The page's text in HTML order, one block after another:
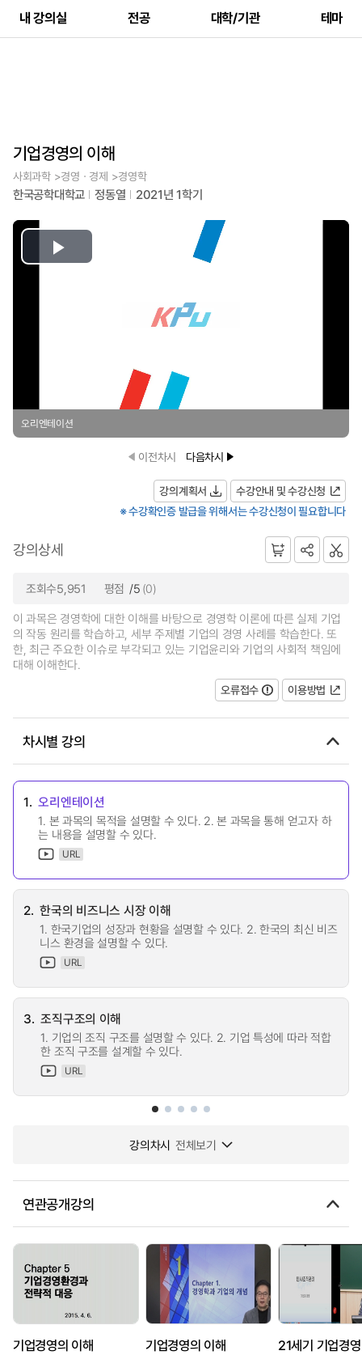
내 강의실 전공 대학/기관 테마
기업경영의 이해
사회과학 >경영ㆍ경제 >경영학
한국공학대학교 정동열 2021년 1학기
Play
오리엔테이션
이전차시 다음차시
강의계획서
수강안내 및 수강신청
※ 수강확인증 발급을 위해서는 수강신청이 필요합니다
강의상세
조회수5,951 평점 /5 (0)
이 과목은 경영학에 대한 이해를 바탕으로 경영학 이론에 따른 실제 기업
의 작동 원리를 학습하고, 세부 주제별 기업의 경영 사례를 학습한다. 또
한, 최근 주요한 이슈로 부각되고 있는 기업윤리와 기업의 사회적 책임에
대해 이해한다.
오류접수
이용방법
차시별 강의
1. 오리엔테이션
1. 본 과목의 목적을 설명할 수 있다. 2. 본 과목을 통해 얻고자 하
는 내용을 설명할 수 있다.
URL
2. 한국의 비즈니스 시장 이해
1. 한국기업의 성장과 현황을 설명할 수 있다. 2. 한국의 최신 비즈
니스 환경을 설명할 수 있다.
URL
3. 조직구조의 이해
1. 기업의 조직 구조를 설명할 수 있다. 2. 기업 특성에 따라 적합
한 조직 구조를 설계할 수 있다.
URL
강의차시 전체보기
연관공개강의
기업경영의 이해 기업경영의 이해 21세기 기업경영